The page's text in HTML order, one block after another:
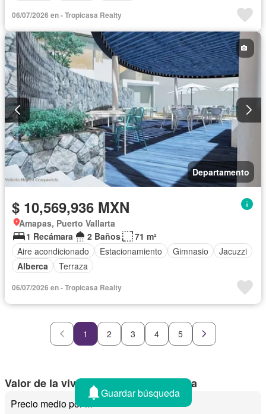
06/07/2026 en - Tropicasa Realty
Departamento
$ 10,569,936 MXN
Amapas, Puerto Vallarta
1 Recámara
2 Baños
71 m²
Aire acondicionado
Estacionamiento Gimnasio
Jacuzzi
Alberca
Terraza
06/07/2026 en - Tropicasa Realty
1 2 3 4 5
Valor de la vivienda en Puerto Vallarta
Precio medio por m²
Guardar búsqueda